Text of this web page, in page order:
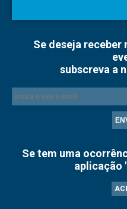
Se deseja
subscreva a
Se tem uma
aplicação